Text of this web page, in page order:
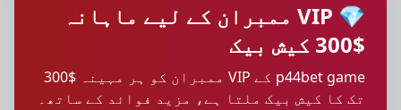
💎 VIP ممبران کے لیے ماہانہ
$300 کیش بیک
p44bet game کے VIP ممبران کو ہر مہینہ $300
تک کا کیش بیک ملتا ہے، مزید فوائد کے ساتھ۔